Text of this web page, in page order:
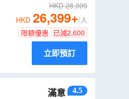
HKD28,999
HKD 26,399+/人
限額優惠 已減2,600
立即預訂
滿意 4.5